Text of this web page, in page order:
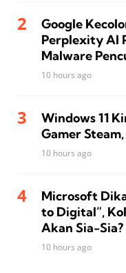
Google
Perplexity AI
Malware
10 hours ago
Windows 11
Gamer
10 hours ago
Microsoft
to Digital”,
Akan Sia-Sia?
10 hours ago